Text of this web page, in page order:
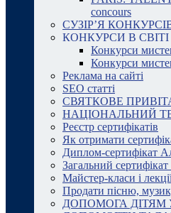
concours
СУЗІР’Я
КОНКУРСИ В СВІТІ
Конкурси
Конкурси
Реклама на сайті
SEO статті
СВЯТКОВЕ
НАЦІОНАЛЬНИЙ
Реєстр сертифікатів
Як отримати
Диплом-сертифікат
Загальний сертифікат
Майстер-класи і
Продати пісню,
ДОПОМОГА ДІТЯМ